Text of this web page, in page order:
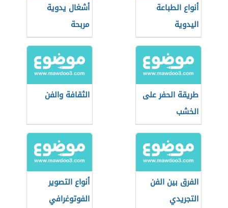
أنواع الطباعة
اليدوية
أشغال يدوية
مربحة
طريقة الحفر على
الخشب
الثقافة والفن
الفرق بين الفن
التجريدي
أنواع التصوير
الفوتوغرافي